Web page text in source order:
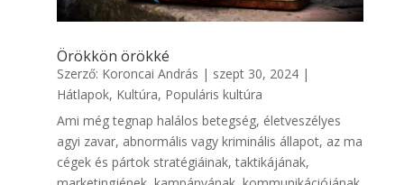
Örökkön örökké
Szerző: Koroncai András | szept 30, 2024|
Hátlapok, Kultúra, Populáris kultúra
Ami még tegnap halálos betegség, életveszélyes
agyi zavar, abnormális vagy kriminális állapot, az ma
cégek és pártok stratégiáinak, taktikájának,